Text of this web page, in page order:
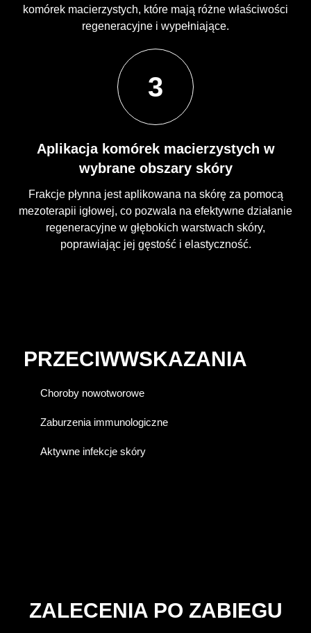
komórek macierzystych, które mają różne właściwości
regeneracyjne i wypełniające.
3
Aplikacja komórek macierzystych w
wybrane obszary skóry
Frakcje płynna jest aplikowana na skórę za pomocą
mezoterapii igłowej, co pozwala na efektywne działanie
regeneracyjne w głębokich warstwach skóry,
poprawiając jej gęstość i elastyczność.
PRZECIWWSKAZANIA
Choroby nowotworowe
Zaburzenia immunologiczne
Aktywne infekcje skóry
ZALECENIA PO ZABIEGU